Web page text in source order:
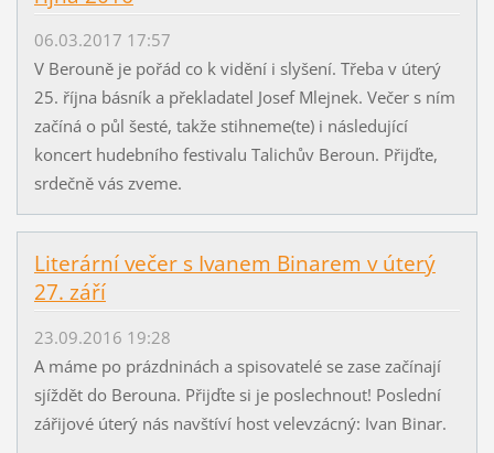
06.03.2017 17:57
V Berouně je pořád co k vidění i slyšení. Třeba v úterý
25. října básník a překladatel Josef Mlejnek. Večer s ním
začíná o půl šesté, takže stihneme(te) i následující
koncert hudebního festivalu Talichův Beroun. Přijďte,
srdečně vás zveme.
Literární večer s Ivanem Binarem v úterý
27. září
23.09.2016 19:28
A máme po prázdninách a spisovatelé se zase začínají
sjíždět do Berouna. Přijďte si je poslechnout! Poslední
zářijové úterý nás navštíví host velevzácný: Ivan Binar.